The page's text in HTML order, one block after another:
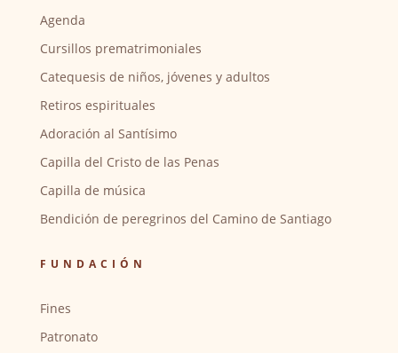
Agenda
Cursillos prematrimoniales
Catequesis de niños, jóvenes y adultos
Retiros espirituales
Adoración al Santísimo
Capilla del Cristo de las Penas
Capilla de música
Bendición de peregrinos del Camino de Santiago
FUNDACIÓN
Fines
Patronato